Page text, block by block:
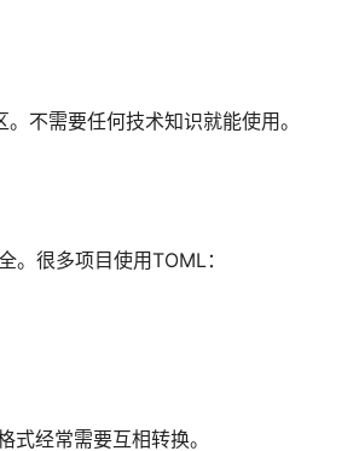
不需要任何技术知识就能使用。
很多项目使用TOML：
经常需要互相转换。